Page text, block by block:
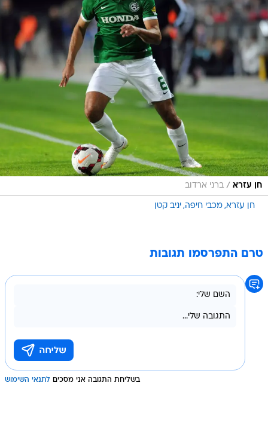
חן עזרא / ברני ארדוב
חן עזרא מכבי חיפה יניב קטן
טרם התפרסמו תגובות
בשליחת התגובה אני מסכים לתנאי השימוש